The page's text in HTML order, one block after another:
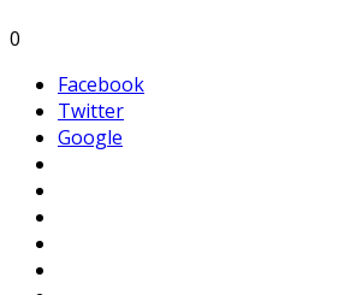
0
Facebook
Twitter
Google